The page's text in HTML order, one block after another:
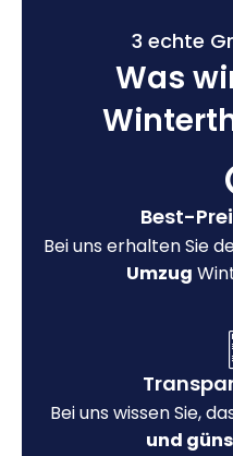
3 echte
Was
Best-
Bei uns erhalten Sie
Umzug
Bei uns wissen Sie,
und